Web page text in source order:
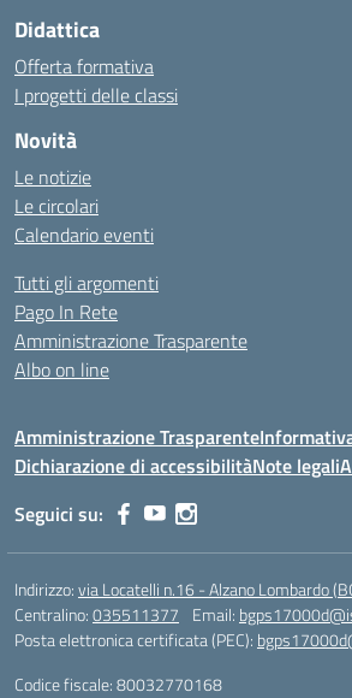
Didattica
Offerta formativa
I progetti delle classi
Novità
Le notizie
Le circolari
Calendario eventi
Tutti gli argomenti
Pago In Rete
Amministrazione Trasparente
Albo on line
Amministrazione Trasparente
Dichiarazione di accessibilitàNote legali
Seguici su:
Indirizzo:via Locatelli n.16 - Alzano Lombardo
Centralino:035511377 Email:
Posta elettronica certificata (PEC):
Codice fiscale: 80032770168